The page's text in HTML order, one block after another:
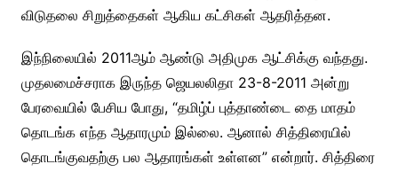
விடுதலை சிறுத்தைகள் ஆகிய கட்சிகள் ஆதரித்தன.
இந்நிலையில் 2011ஆம் ஆண்டு அதிமுக ஆட்சிக்கு வந்தது.
முதலமைச்சராக இருந்த ஜெயலலிதா 23-8-2011 அன்று
பேரவையில் பேசிய போது, “தமிழ்ப் புத்தாண்டை தை மாதம்
தொடங்க எந்த ஆதாரமும் இல்லை. ஆனால் சித்திரையில்
தொடங்குவதற்கு பல ஆதாரங்கள் உள்ளன” என்றார். சித்திரை